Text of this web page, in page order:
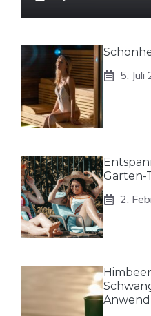
5. Juli
Garten-
2.